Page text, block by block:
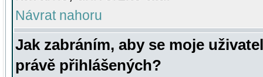
Návrat nahoru
Jak zabráním, aby se moje
právě přihlášených?